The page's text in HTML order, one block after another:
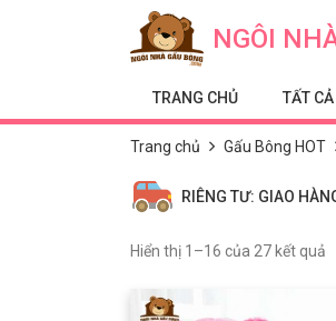
NGÔI
TRANG CHỦ TẤT
Trang chủ Gấu Bông HOT
RIÊNG TƯ: GIAO
Hiển thị 1–16 của 27 kết quả